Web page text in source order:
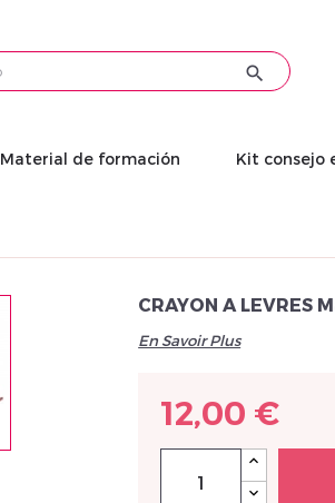

Material de formación Kit consejo
CRAYON A LEVRES
En Savoir Plus
12,00 €